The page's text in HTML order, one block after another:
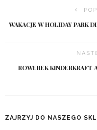
WAKACJE W HOLIDAY PARK
ROWEREK KINDERKRAFT
ZAJRZYJ DO NASZEGO